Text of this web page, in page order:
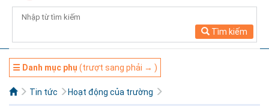
Tìm kiếm
☰ Danh mục phụ (trượt sang phải → )
Tin tức Hoạt động của trường